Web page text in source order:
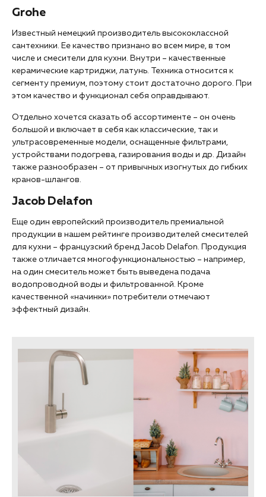
Grohe
Известный немецкий производитель высококлассной
сантехники. Ее качество признано во всем мире, в том
числе и смесители для кухни. Внутри – качественные
керамические картриджи, латунь. Техника относится к
сегменту премиум, поэтому стоит достаточно дорого. При
этом качество и функционал себя оправдывают.
Отдельно хочется сказать об ассортименте – он очень
большой и включает в себя как классические, так и
ультрасовременные модели, оснащенные фильтрами,
устройствами подогрева, газирования воды и др. Дизайн
также разнообразен – от привычных изогнутых до гибких
кранов-шлангов.
Jacob Delafon
Еще один европейский производитель премиальной
продукции в нашем рейтинге производителей смесителей
для кухни – французский бренд Jacob Delafon. Продукция
также отличается многофункциональностью – например,
на один смеситель может быть выведена подача
водопроводной воды и фильтрованной. Кроме
качественной «начинки» потребители отмечают
эффектный дизайн.